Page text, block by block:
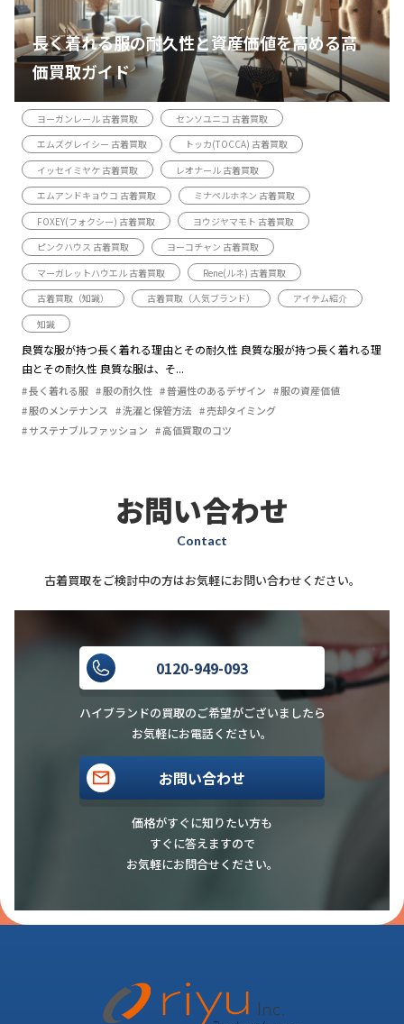
長く着れる服の耐久性と資産価値を高める高
価買取ガイド
ヨーガンレール 古着買取
センソユニコ 古着買取
エムズグレイシー 古着買取
トッカ(TOCCA) 古着買取
イッセイミヤケ 古着買取
レオナール 古着買取
エムアンドキョウコ 古着買取
ミナペルホネン 古着買取
FOXEY(フォクシー) 古着買取
ヨウジヤマモト 古着買取
ピンクハウス 古着買取
ヨーコチャン 古着買取
マーガレットハウエル 古着買取
Rene(ルネ) 古着買取
古着買取（知識）
古着買取（人気ブランド）
アイテム紹介
知識
良質な服が持つ長く着れる理由とその耐久性 良質な服が持つ長く着れる理
由とその耐久性 良質な服は、そ...
長く着れる服 服の耐久性 普遍性のあるデザイン
服の資産価値
服のメンテナンス
洗濯と保管方法
売却タイミング
サステナブルファッション
高価買取のコツ
お問い合わせ
Contact
古着買取をご検討中の方はお気軽にお問い合わせください。
0120-949-093
ハイブランドの買取のご希望がございましたら
お気軽にお電話ください。
お問い合わせ
価格がすぐに知りたい方も
すぐに答えますので
お気軽にお問合せください。